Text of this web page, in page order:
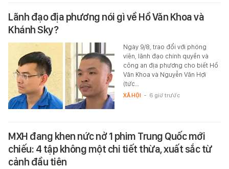
Lãnh đạo địa phương nói gì về Hồ Văn Khoa và
Khánh Sky?
Ngày 9/8, trao đổi với phóng
viên, lãnh đạo chính quyền và
công an địa phương cho biết Hồ
Văn Khoa và Nguyễn Văn Hợi
(tức…
XÃ HỘI - 6 giờ trước
MXH đang khen nức nở 1 phim Trung Quốc mới
chiếu: 4 tập không một chi tiết thừa, xuất sắc từ
cảnh đầu tiên